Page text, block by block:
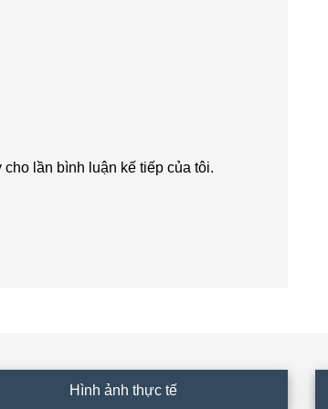
lần bình luận kế tiếp của tôi.
Hình ảnh thực tế